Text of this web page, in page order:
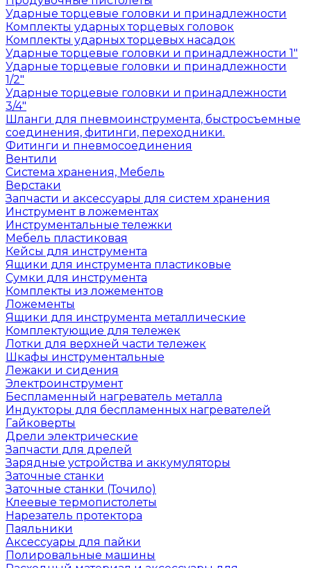
Ударные торцевые головки и принадлежности
Комплекты ударных торцевых головок
Комплекты ударных торцевых насадок
Ударные торцевые головки и принадлежности 1"
Ударные торцевые головки и принадлежности
1/2"
Ударные торцевые головки и принадлежности
3/4"
Шланги для пневмоинструмента, быстросъемные
соединения, фитинги, переходники.
Фитинги и пневмосоединения
Вентили
Система хранения, Мебель
Верстаки
Запчасти и аксессуары для систем хранения
Инструмент в ложементах
Инструментальные тележки
Мебель пластиковая
Кейсы для инструмента
Ящики для инструмента пластиковые
Сумки для инструмента
Комплекты из ложементов
Ложементы
Ящики для инструмента металлические
Комплектующие для тележек
Лотки для верхней части тележек
Шкафы инструментальные
Лежаки и сидения
Электроинструмент
Беспламенный нагреватель металла
Индукторы для беспламенных нагревателей
Гайковерты
Дрели электрические
Запчасти для дрелей
Зарядные устройства и аккумуляторы
Заточные станки
Заточные станки (Точило)
Клеевые термопистолеты
Нарезатель протектора
Паяльники
Аксессуары для пайки
Полировальные машины